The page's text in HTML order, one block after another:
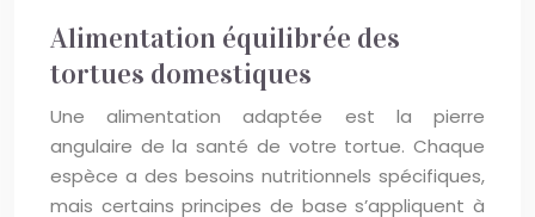
Alimentation équilibrée des
tortues domestiques
Une alimentation adaptée est la pierre
angulaire de la santé de votre tortue. Chaque
espèce a des besoins nutritionnels spécifiques,
mais certains principes de base s’appliquent à